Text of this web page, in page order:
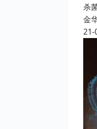
杀
金
21-